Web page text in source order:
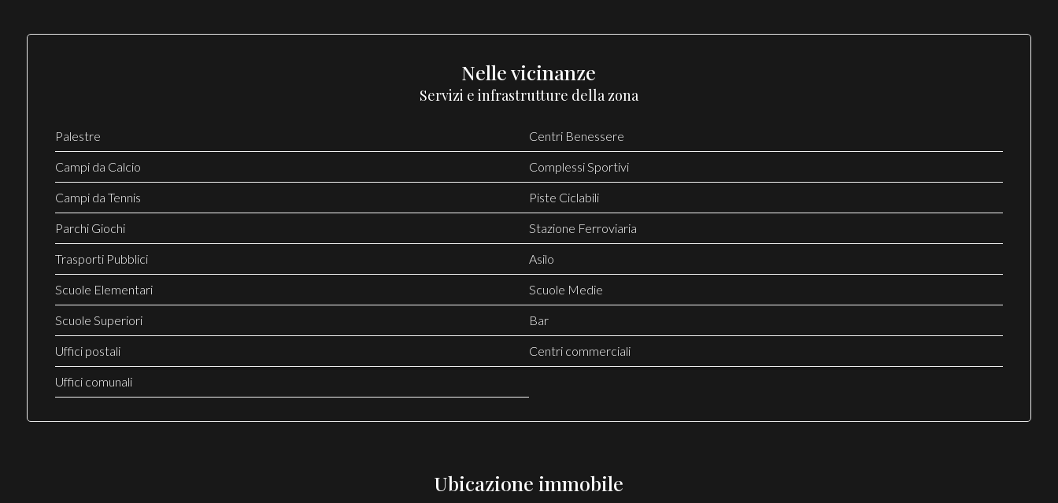
Nelle vicinanze
Servizi e infrastrutture della zona
Palestre Centri Benessere
Campi da Calcio Complessi Sportivi
Campi da Tennis Piste Ciclabili
Parchi Giochi Stazione Ferroviaria
Trasporti Pubblici Asilo
Scuole Elementari Scuole Medie
Scuole Superiori Bar
Uffici postali Centri commerciali
Uffici comunali
Ubicazione immobile